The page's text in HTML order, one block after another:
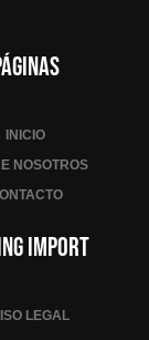
INICIO
NOSOTROS
Import
LEGAL